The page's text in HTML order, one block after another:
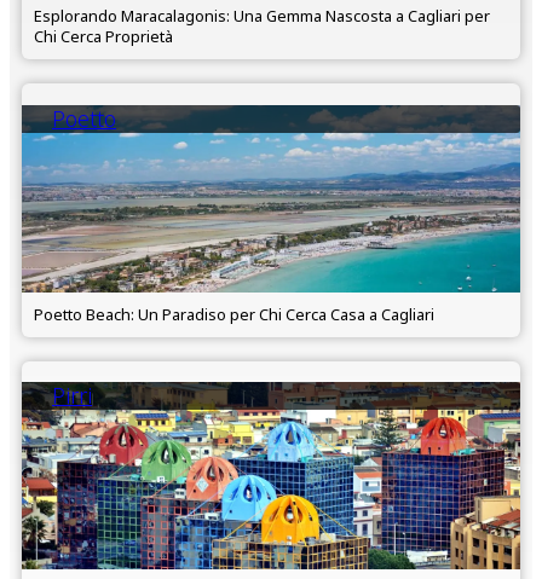
Esplorando Maracalagonis: Una Gemma Nascosta a Cagliari per
Chi Cerca Proprietà
Poetto
Poetto Beach: Un Paradiso per Chi Cerca Casa a Cagliari
Pirri